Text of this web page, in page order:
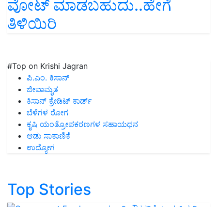
ವೋಟ್‌ ಮಾಡಬಹುದು..ಹೇಗೆ
ತಿಳಿಯಿರಿ
#Top on Krishi Jagran
ಪಿ.ಎಂ. ಕಿಸಾನ್
ಜೀವಾಮೃತ
ಕಿಸಾನ್ ಕ್ರೇಡಿಟ್ ಕಾರ್ಡ್
ಬೆಳೆಗಳ ರೋಗ
ಕೃಷಿ ಯಂತ್ರೋಪಕರಣಗಳ ಸಹಾಯಧನ
ಆಡು ಸಾಕಾಣಿಕೆ
ಉದ್ಯೋಗ
Top Stories